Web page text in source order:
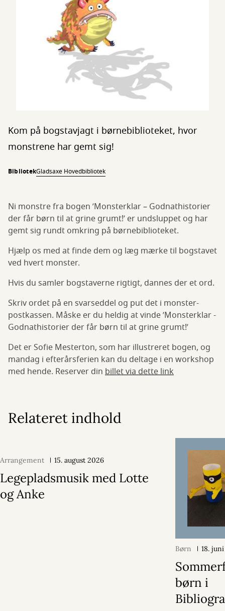
Kom på bogstavjagt i børnebiblioteket, hvor
monstrene har gemt sig!
BibliotekGladsaxe Hovedbibliotek
Ni monstre fra bogen ’Monsterklar – Godnathistorier
der får børn til at grine grumt!’ er undsluppet og har
gemt sig rundt omkring på børnebiblioteket.
Hjælp os med at finde dem og læg mærke til bogstavet
ved hvert monster.
Hvis du samler bogstaverne rigtigt, dannes der et ord.
Skriv ordet på en svarseddel og put det i monster-
postkassen. Måske er du heldig at vinde ’Monsterklar -
Godnathistorier der får børn til at grine grumt!’
Det er Sofie Mesterton, som har illustreret bogen, og
mandag i efterårsferien kan du deltage i en workshop
med hende. Reserver din billet via dette link
Relateret indhold
Arrangement 15. august 2026
Legepladsmusik med Lotte
og Anke
Børn 18.
børn i